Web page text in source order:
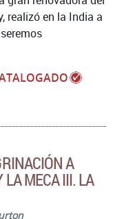
realizó en la India a
A
LA MECA III. LA